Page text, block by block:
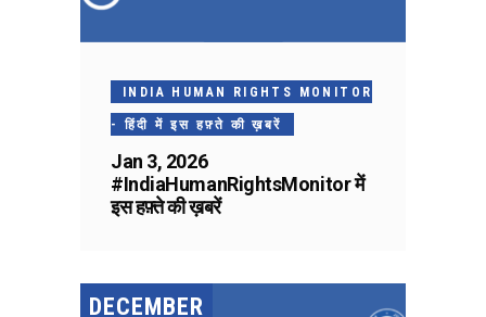
INDIA HUMAN RIGHTS MONITOR
- हिंदी में इस हफ़्ते की ख़बरें
Jan 3, 2026
#IndiaHumanRightsMonitor में
इस हफ़्ते की ख़बरें
DECEMBER